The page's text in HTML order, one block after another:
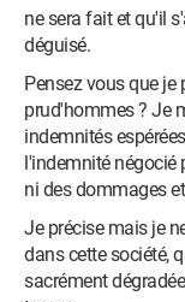
ne sera fait et qu'il
déguisé.
Pensez vous que
prud'hommes ? Je
indemnités
l'indemnité négocié
ni des dommages
Je précise mais je
dans cette société,
sacrément